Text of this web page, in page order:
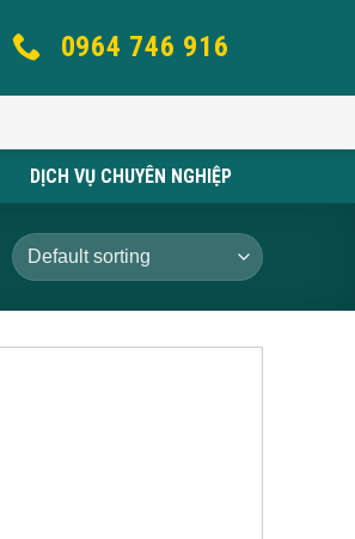
0964 746 916
DỊCH VỤ CHUYÊN NGHIỆP